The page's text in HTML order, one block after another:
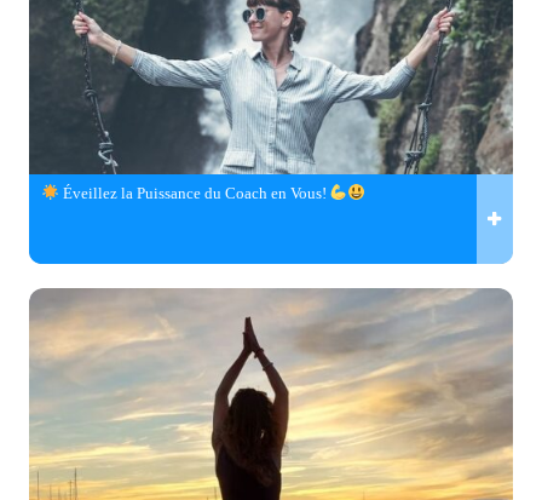
Éveillez la Puissance du Coach en Vous!